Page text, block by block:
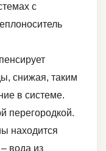
с
снижая, таким
в системе.
перегородкой.
находится
вода из